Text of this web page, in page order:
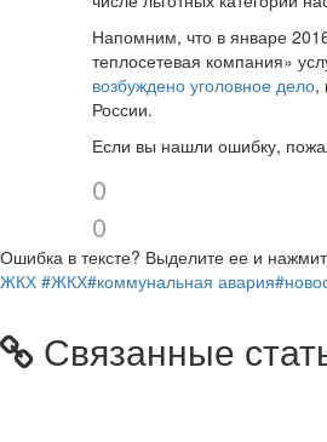
Напомним, что в январе
теплосетевая компания»
возбуждено уголовное дело,
России.
Если вы нашли ошибку,
0
0
Ошибка в тексте? Выделите ее и
ЖКХ #ЖКХ#коммунальная авария
Связанные